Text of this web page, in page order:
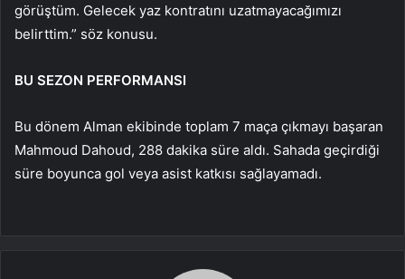
görüştüm. Gelecek yaz kontratını uzatmayacağımızı
belirttim.” söz konusu.
BU SEZON PERFORMANSI
Bu dönem Alman ekibinde toplam 7 maça çıkmayı başaran
Mahmoud Dahoud, 288 dakika süre aldı. Sahada geçirdiği
süre boyunca gol veya asist katkısı sağlayamadı.